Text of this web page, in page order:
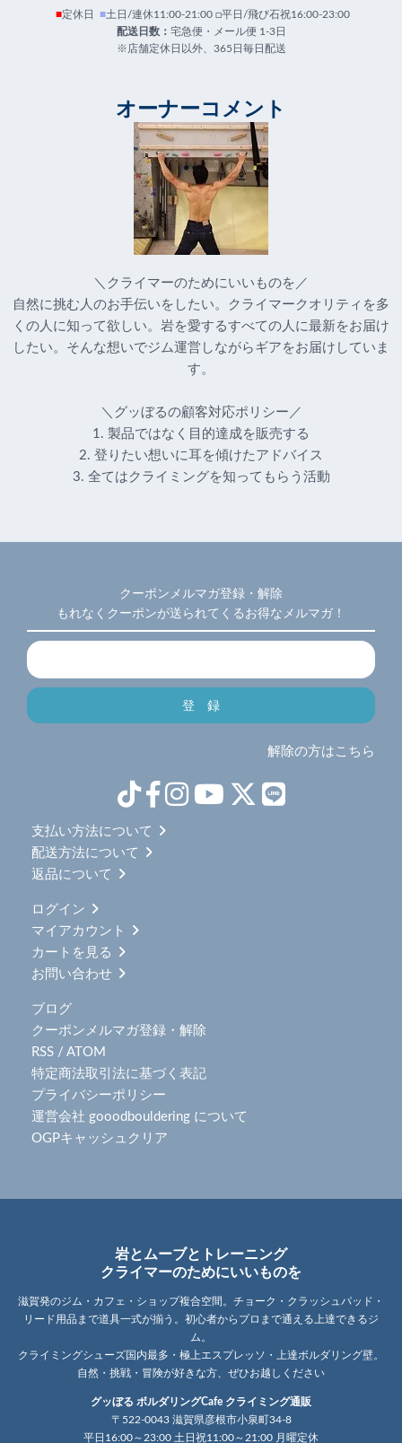
■定休日 ■土日/連休11:00-21:00 □平日/飛び石祝16:00-23:00
配送日数： 宅急便・メール便 1-3日
※店舗定休日以外、365日毎日配送
オーナーコメント
＼クライマーのためにいいものを／
自然に挑む人のお手伝いをしたい。クライマークオリティを多
くの人に知って欲しい。岩を愛するすべての人に最新をお届け
したい。そんな想いでジム運営しながらギアをお届けしていま
す。
＼グッぼるの顧客対応ポリシー／
1. 製品ではなく目的達成を販売する
2. 登りたい想いに耳を傾けたアドバイス
3. 全てはクライミングを知ってもらう活動
クーポンメルマガ登録・解除
もれなくクーポンが送られてくるお得なメルマガ！
解除の方はこちら
支払い方法について
配送方法について
返品について
ログイン
マイアカウント
カートを見る
お問い合わせ
ブログ
クーポンメルマガ登録・解除
RSS / ATOM
特定商法取引法に基づく表記
プライバシーポリシー
運営会社 gooodbouldering について
OGPキャッシュクリア
岩とムーブとトレーニング
クライマーのためにいいものを
滋賀発のジム・カフェ・ショップ複合空間。チョーク・クラッシュパッド・
リード用品まで道具一式が揃う。初心者からプロまで通える上達できるジ
ム。
クライミングシューズ国内最多・極上エスプレッソ・上達ボルダリング壁。
自然・挑戦・冒険が好きな方、ぜひお越しください
グッぼる ボルダリングCafe クライミング通販
〒522-0043 滋賀県彦根市小泉町34-8
平日16:00～23:00 土日祝11:00～21:00 月曜定休